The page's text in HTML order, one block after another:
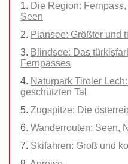
Die Region:
Seen
Plansee: Größter und
Blindsee: Das
Fernpasses
Naturpark Tiroler
geschützten Tal
Zugspitze: Die
Wanderrouten: Seen,
Skifahren: Groß und